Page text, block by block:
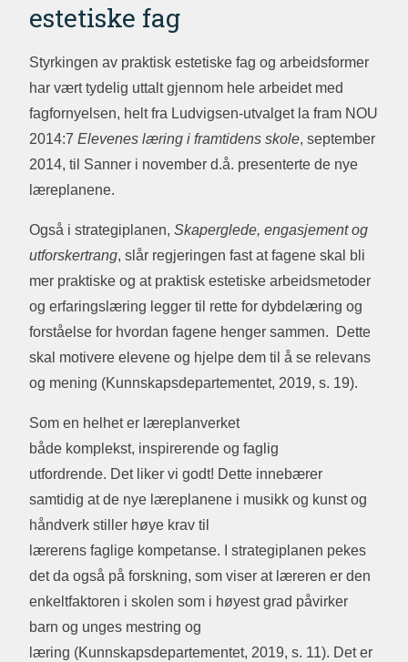
estetiske fag
Styrkingen av praktisk estetiske fag og arbeidsformer
har vært tydelig uttalt gjennom hele arbeidet med
fagfornyelsen, helt fra Ludvigsen-utvalget la fram NOU
2014:7 Elevenes læring i framtidens skole, september
2014, til Sanner i november d.å. presenterte de nye
læreplanene.
Også i strategiplanen, Skaperglede, engasjement og
utforskertrang, slår regjeringen fast at fagene skal bli
mer praktiske og at praktisk estetiske arbeidsmetoder
og erfaringslæring legger til rette for dybdelæring og
forståelse for hvordan fagene henger sammen. Dette
skal motivere elevene og hjelpe dem til å se relevans
og mening (Kunnskapsdepartementet, 2019, s. 19).
Som en helhet er læreplanverket
både komplekst, inspirerende og faglig
utfordrende. Det liker vi godt! Dette innebærer
samtidig at de nye læreplanene i musikk og kunst og
håndverk stiller høye krav til
lærerens faglige kompetanse. I strategiplanen pekes
det da også på forskning, som viser at læreren er den
enkeltfaktoren i skolen som i høyest grad påvirker
barn og unges mestring og
læring (Kunnskapsdepartementet, 2019, s. 11). Det er